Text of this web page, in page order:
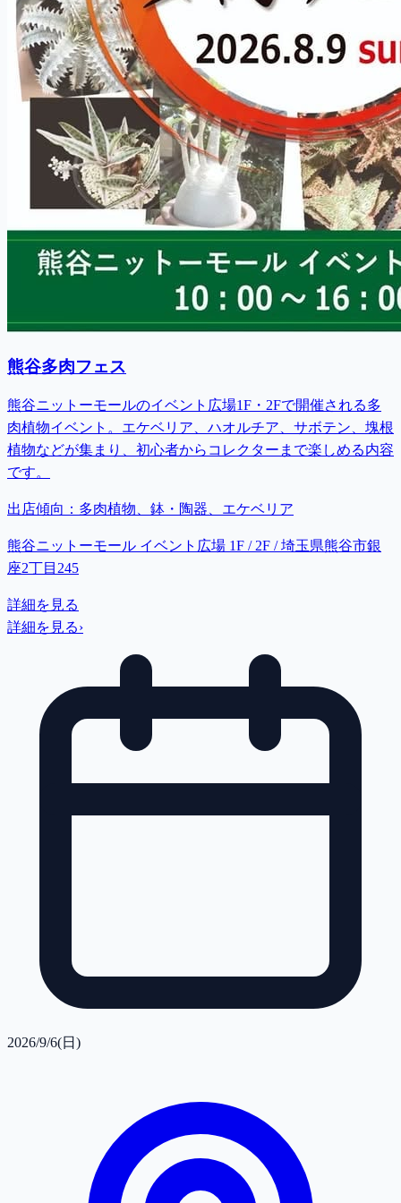
熊谷多肉フェス
熊谷ニットーモールのイベント広場1F・2Fで開催される多
肉植物イベント。エケベリア、ハオルチア、サボテン、塊根
植物などが集まり、初心者からコレクターまで楽しめる内容
です。
出店傾向： 多肉植物、鉢・陶器、エケベリア
熊谷ニットーモール イベント広場 1F / 2F / 埼玉県熊谷市銀
座2丁目245
詳細を見る
詳細を見る›
2026/9/6(日)